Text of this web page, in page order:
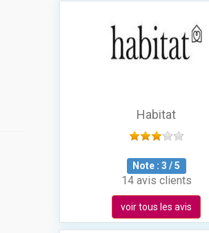
Habitat
Note :3 /5
14 avis clients
voir tous les avis